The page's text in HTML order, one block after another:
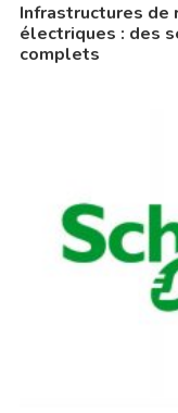
Infrastructures de
électriques : des
complets